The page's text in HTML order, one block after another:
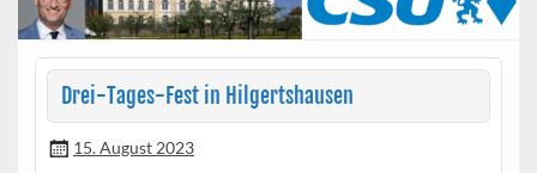
Drei-Tages-Fest in Hilgertshausen
15. August 2023